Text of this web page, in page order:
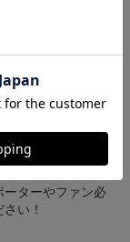
ーターやファン必
い！